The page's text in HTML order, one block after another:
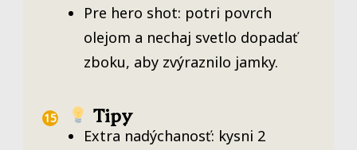
Pre hero shot: potri povrch
olejom a nechaj svetlo dopadať
zboku, aby zvýraznilo jamky.
Tipy
Extra nadýchanosť: kysni 2